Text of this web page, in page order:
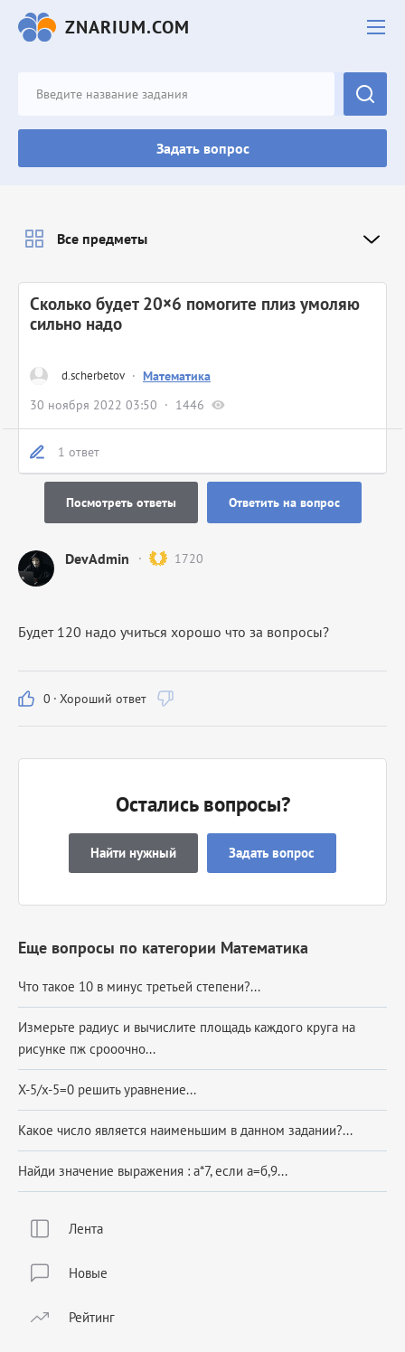
ZNARIUM.COM
Задать вопрос
Лента
Новые
Рейтинг
d.scherbetov · Математика
30 ноября 2022 03:50
1446
Сколько будет 20×6 помогите плиз умоляю
сильно надо
1 ответ
Посмотреть ответы Ответить на вопрос
DevAdmin 1720
Будет 120 надо учиться хорошо что за вопросы?
0 · Хороший ответ
Остались вопросы?
Найти нужный Задать вопрос
Еще вопросы по категории Математика
Что такое 10 в минус третьей степени?...
Измерьте радиус и вычислите площадь каждого круга на
рисунке пж срооочно​...
Х-5/x-5=0 решить уравнение...
Какое число является наименьшим в данном задании?...
Найди значение выражения : а*7, если а=б,9...
Все предметы